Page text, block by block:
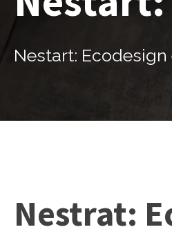
Nestart: Ecodesign
Nestrat: